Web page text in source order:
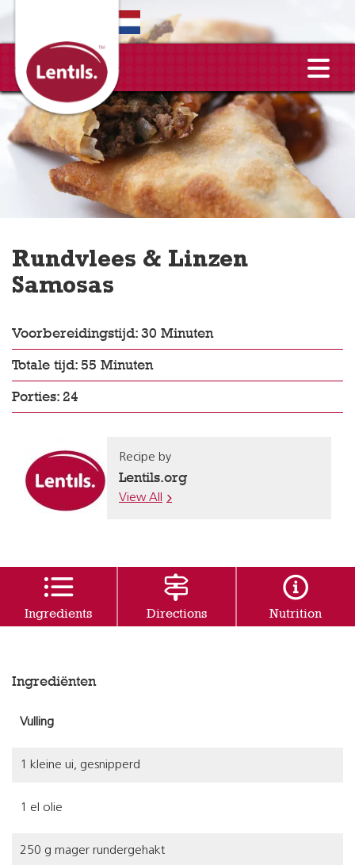
Rundvlees & Linzen
Samosas
Voorbereidingstijd: 30 Minuten
Totale tijd: 55 Minuten
Porties: 24
Recipe by
Lentils.org
View All
Ingredients Directions Nutrition
Ingrediënten
Vulling
1 kleine ui, gesnipperd
1 el olie
250 g mager rundergehakt